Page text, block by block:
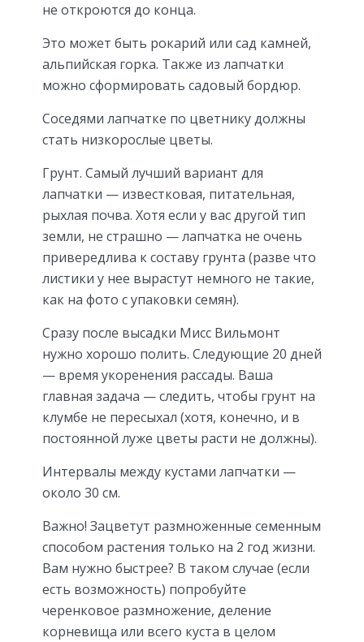
не откроются до конца.
Это может быть рокарий или сад камней,
альпийская горка. Также из лапчатки
можно сформировать садовый бордюр.
Соседями лапчатке по цветнику должны
стать низкорослые цветы.
Грунт. Самый лучший вариант для
лапчатки — известковая, питательная,
рыхлая почва. Хотя если у вас другой тип
земли, не страшно — лапчатка не очень
привередлива к составу грунта (разве что
листики у нее вырастут немного не такие,
как на фото с упаковки семян).
Сразу после высадки Мисс Вильмонт
нужно хорошо полить. Следующие 20 дней
— время укоренения рассады. Ваша
главная задача — следить, чтобы грунт на
клумбе не пересыхал (хотя, конечно, и в
постоянной луже цветы расти не должны).
Интервалы между кустами лапчатки —
около 30 см.
Важно! Зацветут размноженные семенным
способом растения только на 2 год жизни.
Вам нужно быстрее? В таком случае (если
есть возможность) попробуйте
черенковое размножение, деление
корневища или всего куста в целом